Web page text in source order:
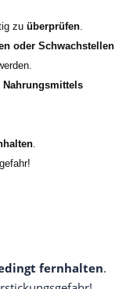
zu überprüfen.
oder Schwachstellen
Nahrungsmittels
.
fernhalten.